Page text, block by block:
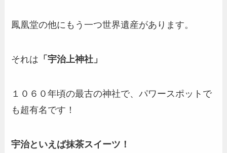
鳳凰堂の他にもう一つ世界遺産があります。
それは 「宇治上神社」
１０６０年頃の最古の神社で、パワースポットで
も超有名です！
宇治といえば抹茶スイーツ！